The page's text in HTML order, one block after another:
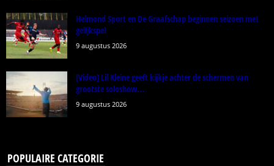
Helmond Sport en De Graafschap beginnen seizoen met
gelijkspel
9 augustus 2026
[Video] Lil Kleine geeft kijkje achter de schermen van
grootste soloshow...
9 augustus 2026
POPULAIRE CATEGORIE